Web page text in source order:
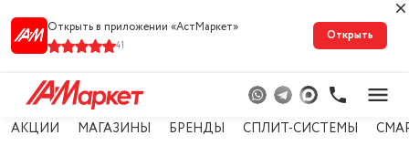
Открыть в приложении «АстМарке‪т‬»
41
Открыть
АКЦИИ МАГАЗИНЫ БРЕНДЫ СПЛИТ-СИСТЕМЫ